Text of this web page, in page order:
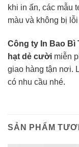
khi in ấn, các mẫu
màu và không bị
Công ty In Bao Bì
hạt dẻ cười miễn
giao hàng tận nơi.
có nhu cầu nhé.
SẢN PHẨM